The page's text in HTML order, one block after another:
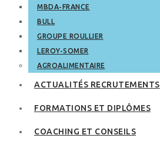
MBDA-FRANCE
BULL
GROUPE ROULLIER
LEROY-SOMER
AGROALIMENTAIRE
ACTUALITÉS RECRUTEMENTS
FORMATIONS ET DIPLÔMES
COACHING ET CONSEILS